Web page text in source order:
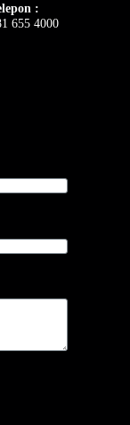
:
655 4000